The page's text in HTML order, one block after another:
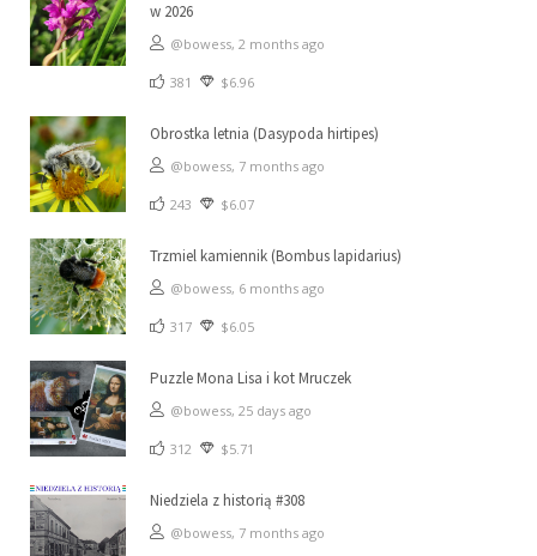
w 2026
@bowess, 2 months ago
381 $6.96
Obrostka letnia (Dasypoda hirtipes)
@bowess, 7 months ago
243 $6.07
Trzmiel kamiennik (Bombus lapidarius)
@bowess, 6 months ago
317 $6.05
Puzzle Mona Lisa i kot Mruczek
@bowess, 25 days ago
312 $5.71
Niedziela z historią #308
@bowess, 7 months ago